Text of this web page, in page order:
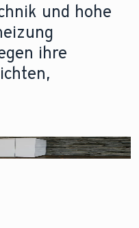
und hohe
ihre